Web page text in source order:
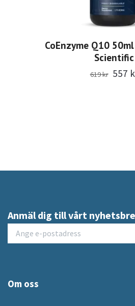
CoEnzyme Q10
Scientific
619 kr 557
Anmäl dig till vårt
Om oss